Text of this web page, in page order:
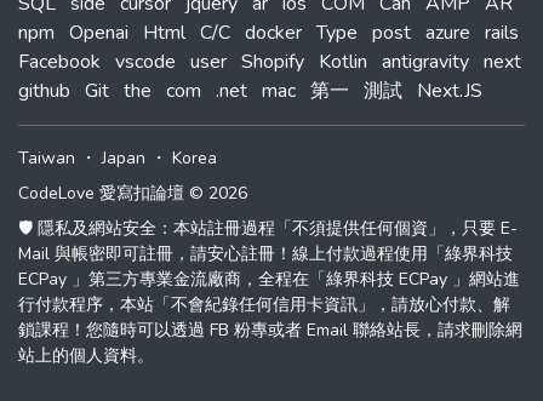
npm Openai Html C/C docker Type post azure rails
Facebook vscode user Shopify Kotlin antigravity next
github Git the com .net mac 第一 測試 Next.JS
Taiwan ・Japan ・ Korea
CodeLove 愛寫扣論壇 © 2026
🛡️ 隱私及網站安全：本站註冊過程「不須提供任何個資」，只要 E-
Mail 與帳密即可註冊，請安心註冊！線上付款過程使用「綠界科技
ECPay 」第三方專業金流廠商，全程在「綠界科技 ECPay 」網站進
行付款程序，本站「不會紀錄任何信用卡資訊」，請放心付款、解
鎖課程！您隨時可以透過 FB 粉專或者 Email 聯絡站長，請求刪除網
站上的個人資料。